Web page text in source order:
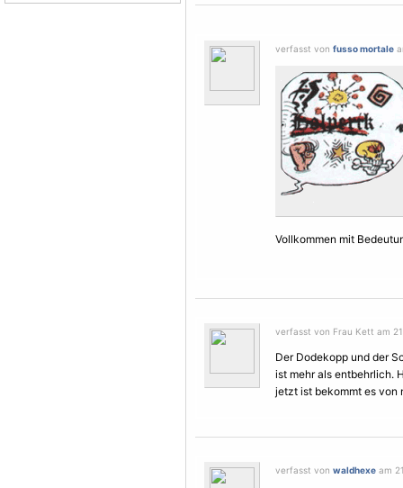
verfasst von fusso mortale
Vollkommen mit
verfasst von Frau Kett am
Der Dodekopp und der
ist mehr als entbehrlich.
jetzt ist bekommt es von
verfasst von waldhexe am